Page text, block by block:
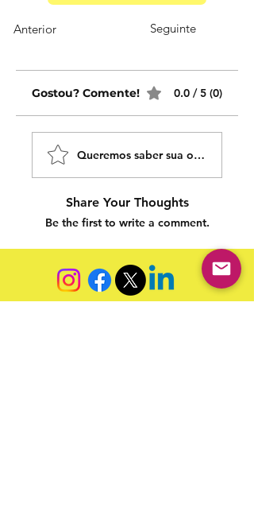
Anterior Seguinte
Gostou? Comente! 0.0 / 5 (0)
Queremos saber sua opinião
Share Your Thoughts
Be the first to write a comment.